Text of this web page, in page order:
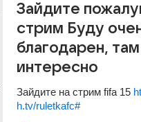
Зайдите
стрим Буду
благодарен,
интересно
Зайдите на стрим fifa 15
h.tv/ruletkafc#